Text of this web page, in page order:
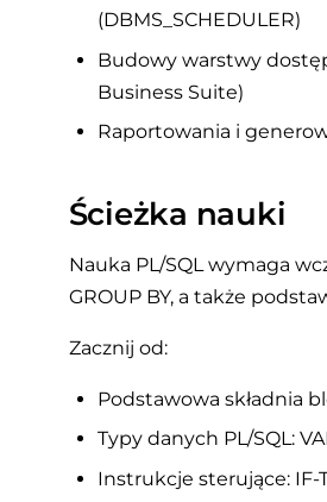
(DBMS_SCHEDULER)
Budowy warstwy
Business Suite)
Raportowania i
Ścieżka nauki
Nauka PL/SQL wymaga
GROUP BY, a także
Zacznij od:
Podstawowa składnia
Typy danych PL/SQL:
Instrukcje sterujące: IF-